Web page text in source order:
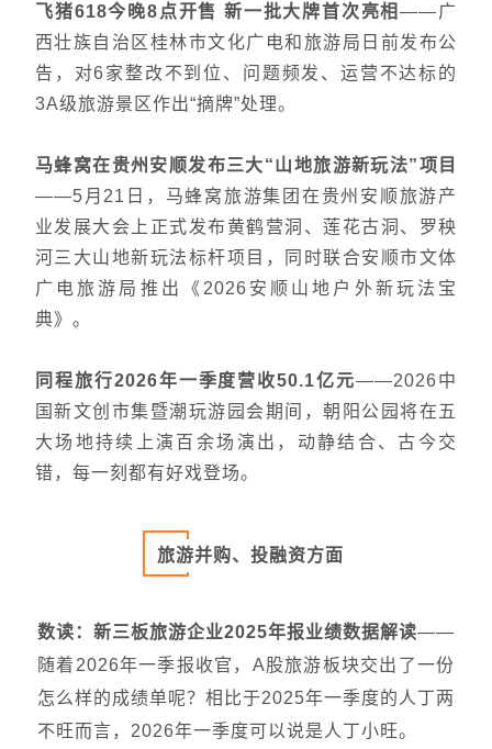
飞猪618今晚8点开售 新一批大牌首次亮相——广
西壮族自治区桂林市文化广电和旅游局日前发布公
告，对6家整改不到位、问题频发、运营不达标的
3A级旅游景区作出“摘牌”处理。
马蜂窝在贵州安顺发布三大“山地旅游新玩法”项目
——5月21日，马蜂窝旅游集团在贵州安顺旅游产
业发展大会上正式发布黄鹤营洞、莲花古洞、罗秧
河三大山地新玩法标杆项目，同时联合安顺市文体
广电旅游局推出《2026安顺山地户外新玩法宝
典》。
同程旅行2026年一季度营收50.1亿元——2026中
国新文创市集暨潮玩游园会期间，朝阳公园将在五
大场地持续上演百余场演出，动静结合、古今交
错，每一刻都有好戏登场。
旅游并购、投融资方面
数读：新三板旅游企业2025年报业绩数据解读——
随着2026年一季报收官，A股旅游板块交出了一份
怎么样的成绩单呢？相比于2025年一季度的人丁两
不旺而言，2026年一季度可以说是人丁小旺。